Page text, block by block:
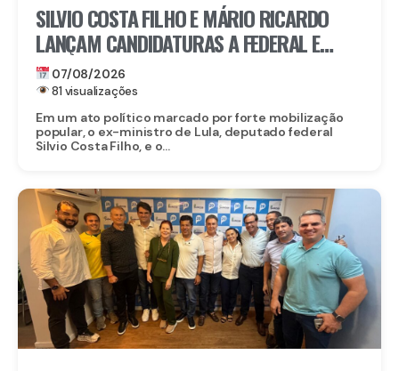
SILVIO COSTA FILHO E MÁRIO RICARDO
LANÇAM CANDIDATURAS A FEDERAL E
ESTADUAL EM IGARASSU COM APOIO DE
MIGUEL RICARDO
07/08/2026
81 visualizações
Em um ato político marcado por forte mobilização
popular, o ex-ministro de Lula, deputado federal
Silvio Costa Filho, e o...